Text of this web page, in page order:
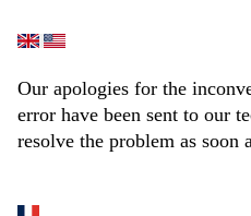
Our apologies for the
error have been sent to our
resolve the problem as soon